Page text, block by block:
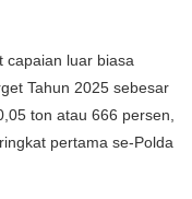
capaian luar biasa
Tahun 2025 sebesar
ton atau 666 persen,
pertama se-Polda